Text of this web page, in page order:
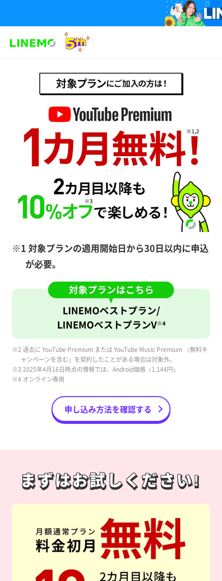
※1 対象プランの適用開始日から30日以内に申込
が必要。
※2 過去に YouTube Premium または YouTube Music Premium （無料キ
ャンペーンを含む）を契約したことがある場合は対象外。
※3 2025年4月16日時点の情報では、Android価格（1,144円）
※4 オンライン専用
申し込み方法を確認する
まずはお試しください!
まずはお試しください!